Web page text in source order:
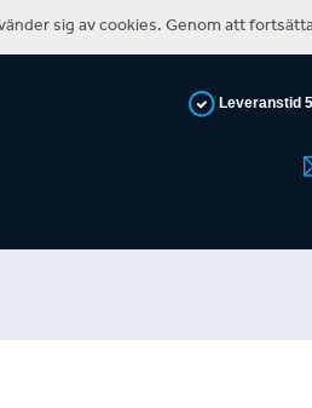
Leveranstid
sig av cookies. Genom att